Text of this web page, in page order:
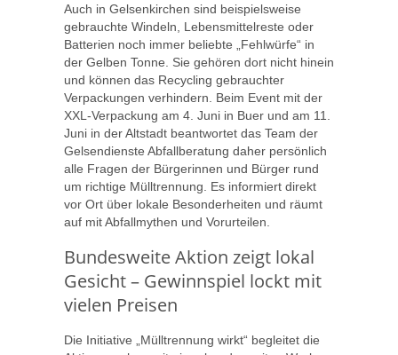
Auch in Gelsenkirchen sind beispielsweise
gebrauchte Windeln, Lebensmittelreste oder
Batterien noch immer beliebte „Fehlwürfe“ in
der Gelben Tonne. Sie gehören dort nicht hinein
und können das Recycling gebrauchter
Verpackungen verhindern. Beim Event mit der
XXL-Verpackung am 4. Juni in Buer und am 11.
Juni in der Altstadt beantwortet das Team der
Gelsendienste Abfallberatung daher persönlich
alle Fragen der Bürgerinnen und Bürger rund
um richtige Mülltrennung. Es informiert direkt
vor Ort über lokale Besonderheiten und räumt
auf mit Abfallmythen und Vorurteilen.
Bundesweite Aktion zeigt lokal
Gesicht – Gewinnspiel lockt mit
vielen Preisen
Die Initiative „Mülltrennung wirkt“ begleitet die